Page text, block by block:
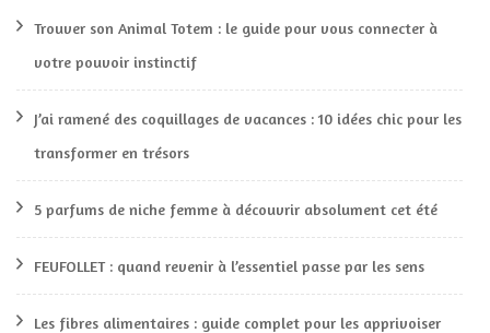
Trouver son Animal Totem : le guide pour vous connecter à
votre pouvoir instinctif
J’ai ramené des coquillages de vacances : 10 idées chic pour les
transformer en trésors
5 parfums de niche femme à découvrir absolument cet été
FEUFOLLET : quand revenir à l’essentiel passe par les sens
Les fibres alimentaires : guide complet pour les apprivoiser